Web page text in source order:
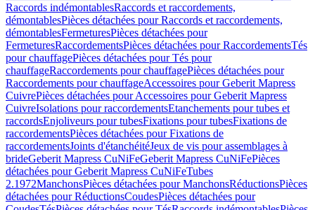
Raccords indémontablesRaccords et raccordements,
démontablesPièces détachées pour Raccords et raccordements,
démontablesFermeturesPièces détachées pour
FermeturesRaccordementsPièces détachées pour RaccordementsTés
pour chauffagePièces détachées pour Tés pour
chauffageRaccordements pour chauffagePièces détachées pour
Raccordements pour chauffageAccessoires pour Geberit Mapress
CuivrePièces détachées pour Accessoires pour Geberit Mapress
CuivreIsolations pour raccordementsEtanchements pour tubes et
raccordsEnjoliveurs pour tubesFixations pour tubesFixations de
raccordementsPièces détachées pour Fixations de
raccordementsJoints d'étanchéitéJeux de vis pour assemblages à
brideGeberit Mapress CuNiFeGeberit Mapress CuNiFePièces
détachées pour Geberit Mapress CuNiFeTubes
2.1972ManchonsPièces détachées pour ManchonsRéductionsPièces
détachées pour RéductionsCoudesPièces détachées pour